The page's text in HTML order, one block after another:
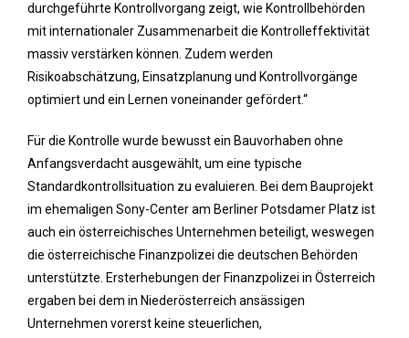
durchgeführte Kontrollvorgang zeigt, wie Kontrollbehörden
mit internationaler Zusammenarbeit die Kontrolleffektivität
massiv verstärken können. Zudem werden
Risikoabschätzung, Einsatzplanung und Kontrollvorgänge
optimiert und ein Lernen voneinander gefördert.“
Für die Kontrolle wurde bewusst ein Bauvorhaben ohne
Anfangsverdacht ausgewählt, um eine typische
Standardkontrollsituation zu evaluieren. Bei dem Bauprojekt
im ehemaligen Sony-Center am Berliner Potsdamer Platz ist
auch ein österreichisches Unternehmen beteiligt, weswegen
die österreichische Finanzpolizei die deutschen Behörden
unterstützte. Ersterhebungen der Finanzpolizei in Österreich
ergaben bei dem in Niederösterreich ansässigen
Unternehmen vorerst keine steuerlichen,